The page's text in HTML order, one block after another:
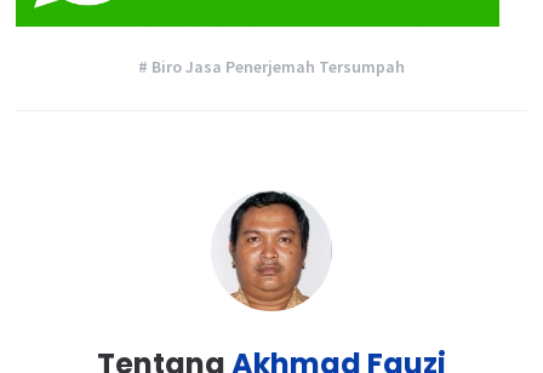
# Biro Jasa Penerjemah Tersumpah
Tentang Akhmad Fauzi